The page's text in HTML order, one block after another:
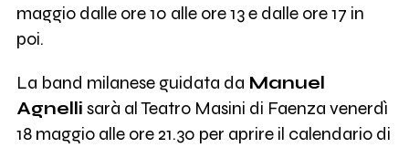
maggio dalle ore 10 alle ore 13 e dalle ore 17 in
poi.
La band milanese guidata da Manuel
Agnelli sarà al Teatro Masini di Faenza venerdì
18 maggio alle ore 21.30 per aprire il calendario di